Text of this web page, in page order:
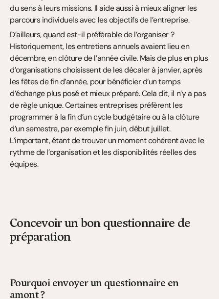
du sens à leurs missions. Il aide aussi à mieux aligner les
parcours individuels avec les objectifs de l’entreprise.
D’ailleurs, quand est-il préférable de l’organiser ?
Historiquement, les entretiens annuels avaient lieu en
décembre, en clôture de l’année civile. Mais de plus en plus
d’organisations choisissent de les décaler à janvier, après
les fêtes de fin d’année, pour bénéficier d’un temps
d’échange plus posé et mieux préparé. Cela dit, il n’y a pas
de règle unique. Certaines entreprises préfèrent les
programmer à la fin d’un cycle budgétaire ou à la clôture
d’un semestre, par exemple fin juin, début juillet.
L’important, étant de trouver un moment cohérent avec le
rythme de l’organisation et les disponibilités réelles des
équipes.
Concevoir un bon questionnaire de
préparation
Pourquoi envoyer un questionnaire en
amont ?